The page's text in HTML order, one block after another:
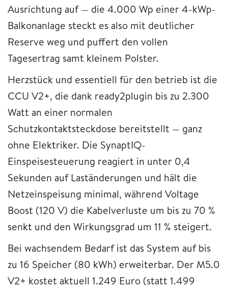
Ausrichtung auf — die 4.000 Wp einer 4-kWp-
Balkonanlage steckt es also mit deutlicher
Reserve weg und puffert den vollen
Tagesertrag samt kleinem Polster.
Herzstück und essentiell für den betrieb ist die
CCU V2+, die dank ready2plugin bis zu 2.300
Watt an einer normalen
Schutzkontaktsteckdose bereitstellt — ganz
ohne Elektriker. Die SynaptIQ-
Einspeisesteuerung reagiert in unter 0,4
Sekunden auf Laständerungen und hält die
Netzeinspeisung minimal, während Voltage
Boost (120 V) die Kabelverluste um bis zu 70 %
senkt und den Wirkungsgrad um 11 % steigert.
Bei wachsendem Bedarf ist das System auf bis
zu 16 Speicher (80 kWh) erweiterbar. Der M5.0
V2+ kostet aktuell 1.249 Euro (statt 1.499